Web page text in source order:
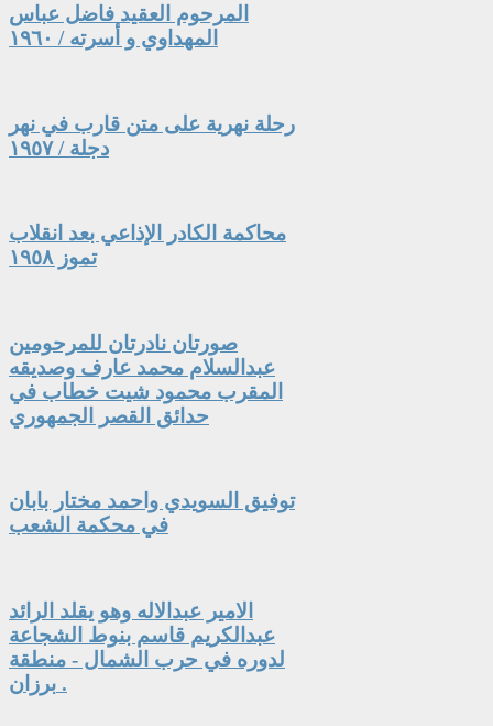
المرحوم العقيد فاضل عباس
المهداوي و أسرته / ١٩٦٠
رحلة نهرية على متن قارب في نهر
دجلة / ١٩٥٧
محاكمة الكادر الإذاعي بعد انقلاب
تموز ١٩٥٨
صورتان نادرتان للمرحومين
عبدالسلام محمد عارف وصديقه
المقرب محمود شيت خطاب في
حدائق القصر الجمهوري
توفيق السويدي واحمد مختار بابان
في محكمة الشعب
الامير عبدالاله وهو يقلد الرائد
عبدالكريم قاسم بنوط الشجاعة
لدوره في حرب الشمال - منطقة
برزان .